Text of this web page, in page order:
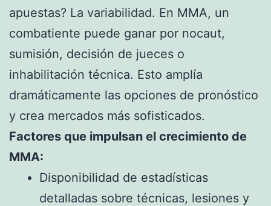
apuestas? La variabilidad. En MMA, un
combatiente puede ganar por nocaut,
sumisión, decisión de jueces o
inhabilitación técnica. Esto amplía
dramáticamente las opciones de pronóstico
y crea mercados más sofisticados.
Factores que impulsan el crecimiento de
MMA:
Disponibilidad de estadísticas
detalladas sobre técnicas, lesiones y